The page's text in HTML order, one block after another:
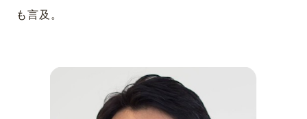
も言及。